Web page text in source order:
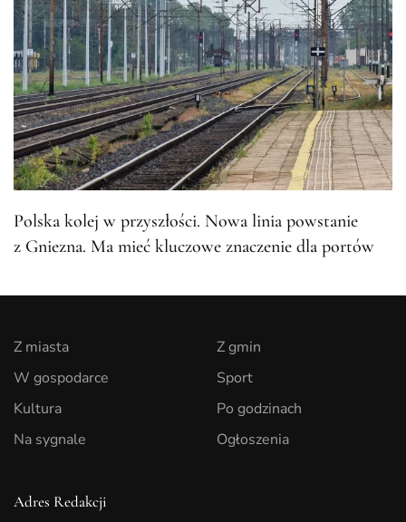
Polska kolej w przyszłości. Nowa linia powstanie
z Gniezna. Ma mieć kluczowe znaczenie dla portów
Z miasta
W gospodarce
Kultura
Na sygnale
Z gmin
Sport
Po godzinach
Ogłoszenia
Adres Redakcji